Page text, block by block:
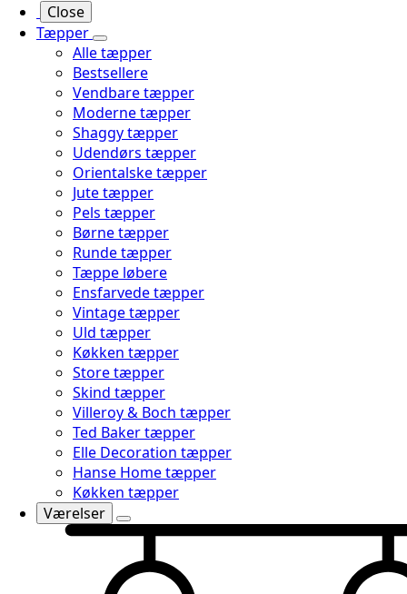
Close
Tæpper
Alle tæpper
Bestsellere
Vendbare tæpper
Moderne tæpper
Shaggy tæpper
Udendørs tæpper
Orientalske tæpper
Jute tæpper
Pels tæpper
Børne tæpper
Runde tæpper
Tæppe løbere
Ensfarvede tæpper
Vintage tæpper
Uld tæpper
Køkken tæpper
Store tæpper
Skind tæpper
Villeroy & Boch tæpper
Ted Baker tæpper
Elle Decoration tæpper
Hanse Home tæpper
Køkken tæpper
Værelser